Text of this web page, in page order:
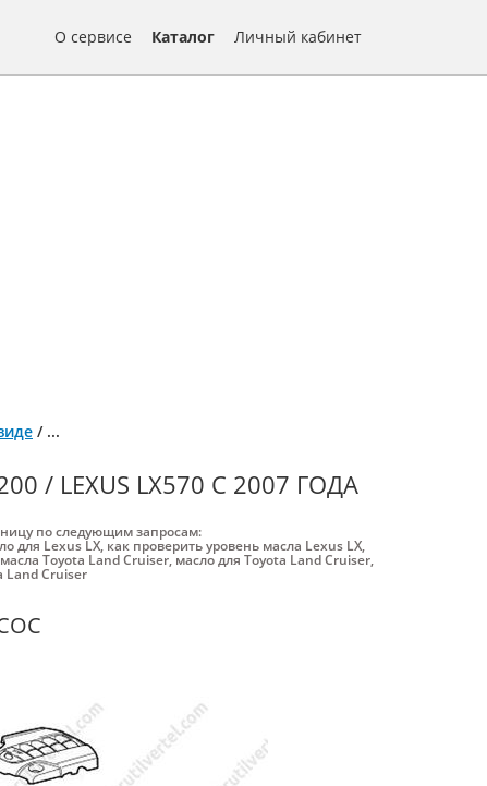
О сервисе Каталог Личный кабинет
/ ...
/ LEXUS LX570 С 2007 ГОДА
по следующим запросам:
для Lexus LX, как проверить уровень масла Lexus LX,
Toyota Land Cruiser,масло для Toyota Land Cruiser,
Land Cruiser